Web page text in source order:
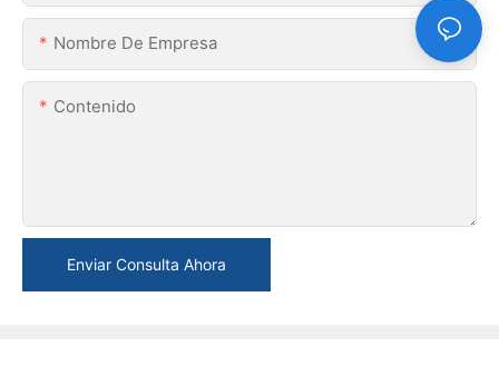
Nombre De Empresa
Contenido
Enviar Consulta Ahora